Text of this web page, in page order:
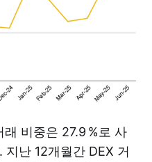
비중은 27.9 %로 사
난 12개월간 DEX 거